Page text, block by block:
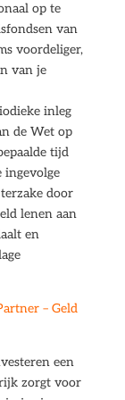
op te
van
voordeliger,
van je
inleg
de Wet op
tijd
ingevolge
door
lenen aan
en
– Geld
een
zorgt voor